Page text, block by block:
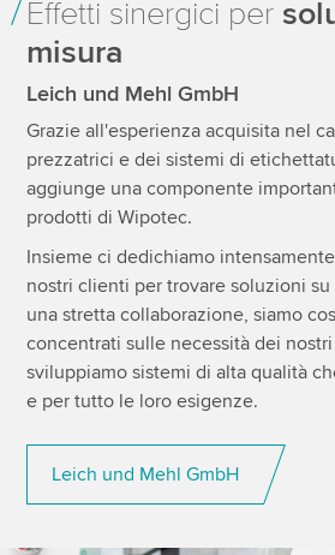
Effetti sinergici per
misura
Leich und Mehl GmbH
Grazie all'esperienza acquisita nel
prezzatrici e dei sistemi di
aggiunge una componente
prodotti di Wipotec.
Insieme ci dedichiamo
nostri clienti per trovare soluzioni su
una stretta collaborazione, siamo
concentrati sulle necessità dei
sviluppiamo sistemi di alta qualità
e per tutto le loro esigenze.
Leich und Mehl GmbH